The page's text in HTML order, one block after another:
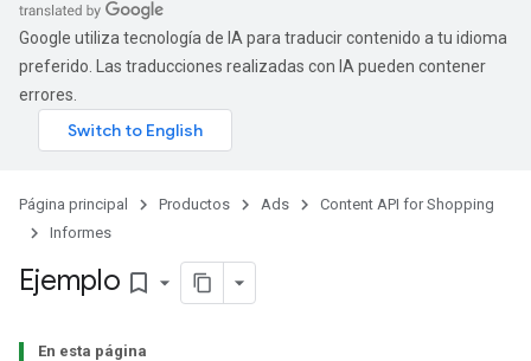
Google utiliza tecnología de IA para traducir contenido a tu idioma
preferido. Las traducciones realizadas con IA pueden contener
errores.
Página principal Productos Ads
Content API for Shopping
Informes
Ejemplo bookmark_border
En esta página